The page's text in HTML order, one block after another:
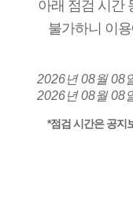
아래 점검 시간
불가하니 이
2026년 08월 08
2026년 08월 08
*점검 시간은 공지